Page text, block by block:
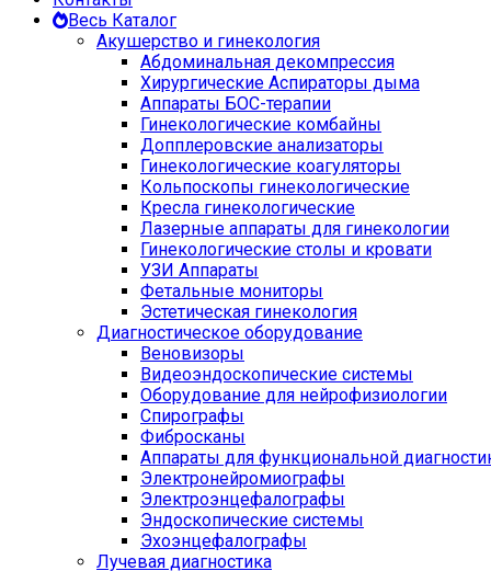
Весь Каталог
Акушерство и гинекология
Абдоминальная декомпрессия
Хирургические Аспираторы дыма
Аппараты БОС-терапии
Гинекологические комбайны
Допплеровские анализаторы
Гинекологические коагуляторы
Кольпоскопы гинекологические
Кресла гинекологические
Лазерные аппараты для гинекологии
Гинекологические столы и кровати
УЗИ Аппараты
Фетальные мониторы
Эстетическая гинекология
Диагностическое оборудование
Веновизоры
Видеоэндоскопические системы
Оборудование для нейрофизиологии
Спирографы
Фибросканы
Аппараты для функциональной
Электронейромиографы
Электроэнцефалографы
Эндоскопические системы
Эхоэнцефалографы
Лучевая диагностика